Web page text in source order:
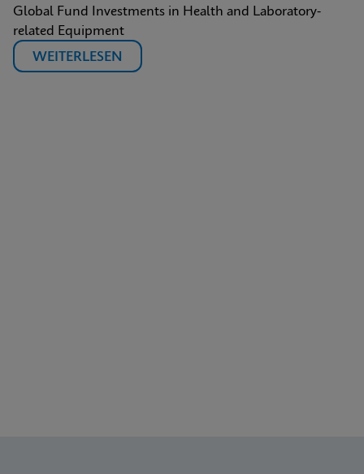
Global Fund Investments in Health and Laboratory-
related Equipment
WEITERLESEN